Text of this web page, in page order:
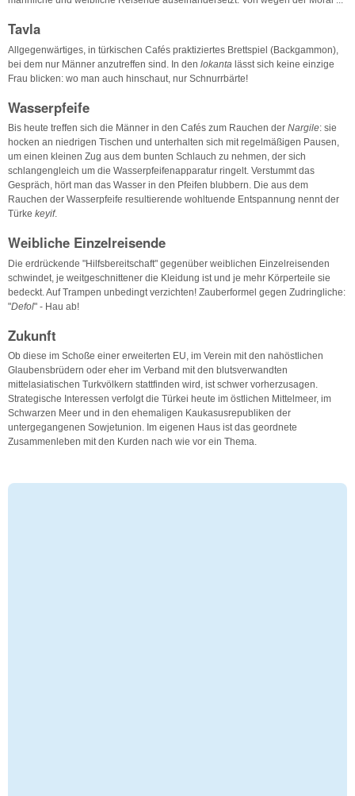
Tavla
Allgegenwärtiges, in türkischen Cafés praktiziertes Brettspiel (Backgammon),
bei dem nur Männer anzutreffen sind. In den lokanta lässt sich keine einzige
Frau blicken: wo man auch hinschaut, nur Schnurrbärte!
Wasserpfeife
Bis heute treffen sich die Männer in den Cafés zum Rauchen der Nargile: sie
hocken an niedrigen Tischen und unterhalten sich mit regelmäßigen Pausen,
um einen kleinen Zug aus dem bunten Schlauch zu nehmen, der sich
schlangengleich um die Wasserpfeifenapparatur ringelt. Verstummt das
Gespräch, hört man das Wasser in den Pfeifen blubbern. Die aus dem
Rauchen der Wasserpfeife resultierende wohltuende Entspannung nennt der
Türke keyif.
Weibliche Einzelreisende
Die erdrückende "Hilfsbereitschaft" gegenüber weiblichen Einzelreisenden
schwindet, je weitgeschnittener die Kleidung ist und je mehr Körperteile sie
bedeckt. Auf Trampen unbedingt verzichten! Zauberformel gegen Zudringliche:
"Defol" - Hau ab!
Zukunft
Ob diese im Schoße einer erweiterten EU, im Verein mit den nahöstlichen
Glaubensbrüdern oder eher im Verband mit den blutsverwandten
mittelasiatischen Turkvölkern stattfinden wird, ist schwer vorherzusagen.
Strategische Interessen verfolgt die Türkei heute im östlichen Mittelmeer, im
Schwarzen Meer und in den ehemaligen Kaukasusrepubliken der
untergegangenen Sowjetunion. Im eigenen Haus ist das geordnete
Zusammenleben mit den Kurden nach wie vor ein Thema.